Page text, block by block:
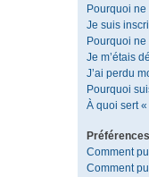
Pourquoi ne
Je suis
Pourquoi
Je m’étais
J’ai perdu
Pourquoi
À quoi sert
Comment
Comment